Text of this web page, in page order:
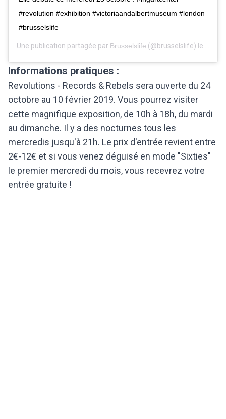
#revolution #exhibition #victoriaandalbertmuseum #london
#brusselslife
Une publication partagée par Brusselslife (@brusselslife) le
Informations pratiques :
Revolutions - Records & Rebels sera ouverte du 24
octobre au 10 février 2019. Vous pourrez visiter
cette magnifique exposition, de 10h à 18h, du mardi
au dimanche. Il y a des nocturnes tous les
mercredis jusqu'à 21h. Le prix d'entrée revient entre
2€-12€ et si vous venez déguisé en mode "Sixties"
le premier mercredi du mois, vous recevrez votre
entrée gratuite !